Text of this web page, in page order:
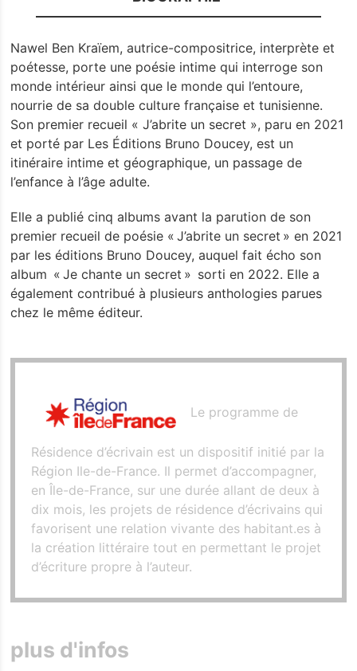
L'agenda
Billetterie
Bars -
Restaurant
Infos pratiques
La Carte des Curiosités
Actualités
Privatisation
Nawel Ben Kraïem, autrice-compositrice, interprète et
poétesse, porte une poésie intime qui interroge son
monde intérieur ainsi que le monde qui l’entoure,
nourrie de sa double culture française et tunisienne.
Son premier recueil « J’abrite un secret », paru en 2021
et porté par Les Éditions Bruno Doucey, est un
itinéraire intime et géographique, un passage de
l’enfance à l’âge adulte.
Elle a publié cinq albums avant la parution de son
premier recueil de poésie « J’abrite un secret » en 2021
par les éditions Bruno Doucey, auquel fait écho son
album « Je chante un secret » sorti en 2022. Elle a
également contribué à plusieurs anthologies parues
chez le même éditeur.
Le programme de
Résidence d’écrivain est un dispositif initié par la
Région Ile-de-France. Il permet d’accompagner,
en Île-de-France, sur une durée allant de deux à
dix mois, les projets de résidence d’écrivains qui
favorisent une relation vivante des habitant.es à
la création littéraire tout en permettant le projet
d’écriture propre à l’auteur.
plus d'infos